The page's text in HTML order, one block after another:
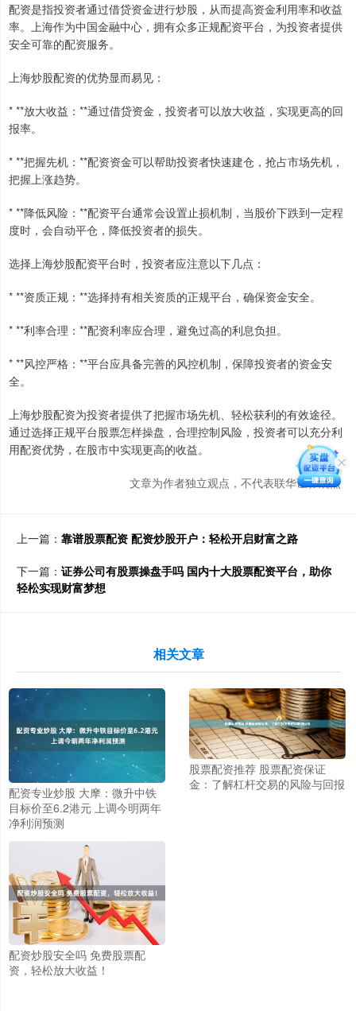
配资是指投资者通过借贷资金进行炒股，从而提高资金利用率和收益
率。上海作为中国金融中心，拥有众多正规配资平台，为投资者提供
安全可靠的配资服务。
上海炒股配资的优势显而易见：
* **放大收益：**通过借贷资金，投资者可以放大收益，实现更高的回
报率。
* **把握先机：**配资资金可以帮助投资者快速建仓，抢占市场先机，
把握上涨趋势。
* **降低风险：**配资平台通常会设置止损机制，当股价下跌到一定程
度时，会自动平仓，降低投资者的损失。
选择上海炒股配资平台时，投资者应注意以下几点：
* **资质正规：**选择持有相关资质的正规平台，确保资金安全。
* **利率合理：**配资利率应合理，避免过高的利息负担。
* **风控严格：**平台应具备完善的风控机制，保障投资者的资金安
全。
上海炒股配资为投资者提供了把握市场先机、轻松获利的有效途径。
通过选择正规平台股票怎样操盘，合理控制风险，投资者可以充分利
用配资优势，在股市中实现更高的收益。
文章为作者独立观点，不代表联华证券观点
上一篇： 靠谱股票配资 配资炒股开户：轻松开启财富之路
下一篇： 证券公司有股票操盘手吗 国内十大股票配资平台，助你
轻松实现财富梦想
相关文章
配资专业炒股 大摩：微升中铁
目标价至6.2港元 上调今明两年
净利润预测
股票配资推荐 股票配资保证
金：了解杠杆交易的风险与回报
配资炒股安全吗 免费股票配
资，轻松放大收益！